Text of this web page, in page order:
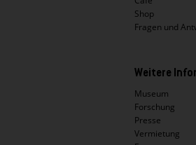
Shop
Fragen und
Weitere
Museum
Forschung
Presse
Vermietung